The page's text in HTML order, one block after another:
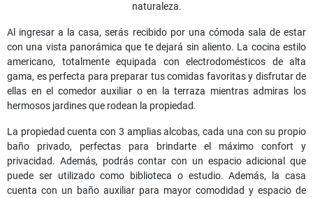
naturaleza.
Al ingresar a la casa, serás recibido por una cómoda sala de estar
con una vista panorámica que te dejará sin aliento. La cocina estilo
americano, totalmente equipada con electrodomésticos de alta
gama, es perfecta para preparar tus comidas favoritas y disfrutar de
ellas en el comedor auxiliar o en la terraza mientras admiras los
hermosos jardines que rodean la propiedad.
La propiedad cuenta con 3 amplias alcobas, cada una con su propio
baño privado, perfectas para brindarte el máximo confort y
privacidad. Además, podrás contar con un espacio adicional que
puede ser utilizado como biblioteca o estudio. Además, la casa
cuenta con un baño auxiliar para mayor comodidad y espacio de